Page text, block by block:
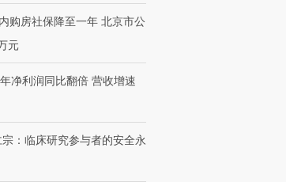
购房社保降至一年 北京市公
元
净利润同比翻倍 营收增速
：临床研究参与者的安全永